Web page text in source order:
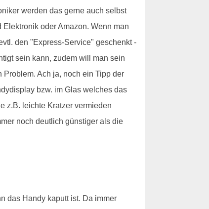
werden das gerne auch selbst
oder Amazon. Wenn man
den "Express-Service" geschenkt -
sein kann, zudem will man sein
Ach ja, noch ein Tipp der
bzw. im Glas welches das
z.B. leichte Kratzer vermieden
noch deutlich günstiger als die
das Handy kaputt ist. Da immer